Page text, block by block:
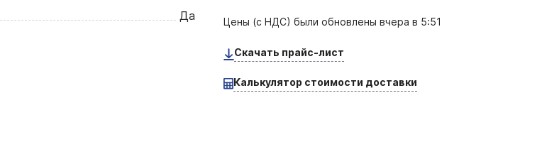
Да Цены (с НДС) были обновленывчера в 5:51
Скачать прайс-лист
Калькулятор стоимости доставки